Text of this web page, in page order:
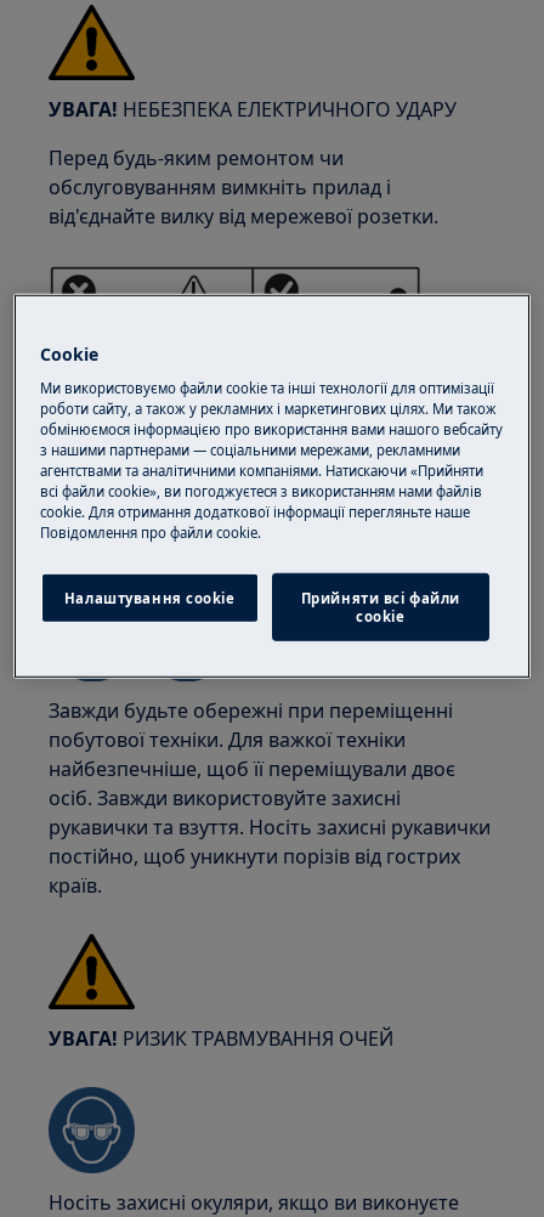
УВАГА! НЕБЕЗПЕКА ЕЛЕКТРИЧНОГО УДАРУ
Перед будь-яким ремонтом чи
обслуговуванням вимкніть прилад і
від'єднайте вилку від мережевої розетки.
УВАГА!РИЗИК ТРАВМУВАННЯ
Завжди будьте обережні при переміщенні
побутової техніки. Для важкої техніки
найбезпечніше, щоб її переміщували двоє
осіб. Завжди використовуйте захисні
рукавички та взуття. Носіть захисні рукавички
постійно, щоб уникнути порізів від гострих
країв.
УВАГА! РИЗИК ТРАВМУВАННЯ ОЧЕЙ
Носіть захисні окуляри, якщо ви виконуєте
Cookie
Ми використовуємо файли cookie та інші технології для оптимізації
роботи сайту, а також у рекламних і маркетингових цілях. Ми також
обмінюємося інформацією про використання вами нашого вебсайту
з нашими партнерами — соціальними мережами, рекламними
агентствами та аналітичними компаніями. Натискаючи «Прийняти
всі файли cookie», ви погоджуєтеся з використанням нами файлів
cookie. Для отримання додаткової інформації перегляньте наше
Пoвідомлення прo файли cookie.
Налаштування cookie
Прийняти всі файли
сookie